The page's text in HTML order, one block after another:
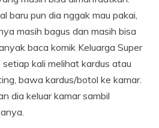
baru pun dia nggak mau pakai,
masih bagus dan masih bisa
baca komik Keluarga Super
kali melihat kardus atau
bawa kardus/botol ke kamar.
dia keluar kamar sambil